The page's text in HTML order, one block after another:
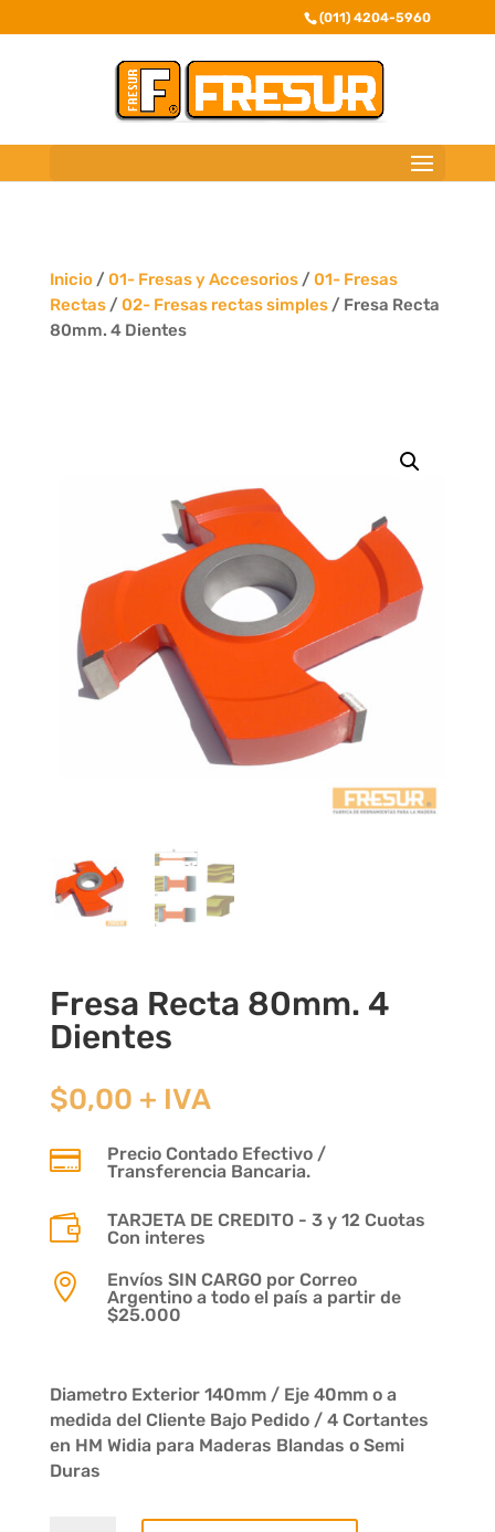
(011) 4204-5960
Inicio/ 01- Fresas y Accesorios/ 01- Fresas
Rectas/ 02- Fresas rectas simples/ Fresa Recta
80mm. 4 Dientes
Fresa Recta 80mm. 4
Dientes
$0,00 + IVA

Precio Contado Efectivo /
Transferencia Bancaria.

TARJETA DE CREDITO - 3 y 12 Cuotas
Con interes

Envíos SIN CARGO por Correo
Argentino a todo el país a partir de
$25.000
Diametro Exterior 140mm / Eje 40mm o a
medida del Cliente Bajo Pedido / 4 Cortantes
en HM Widia para Maderas Blandas o Semi
Duras